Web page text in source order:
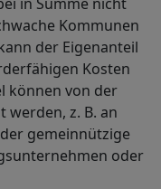
in Summe nicht
Kommunen
der Eigenanteil
Kosten
können von der
z. B. an
gemeinnützige
oder